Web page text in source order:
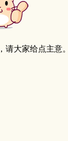
大家给点主意